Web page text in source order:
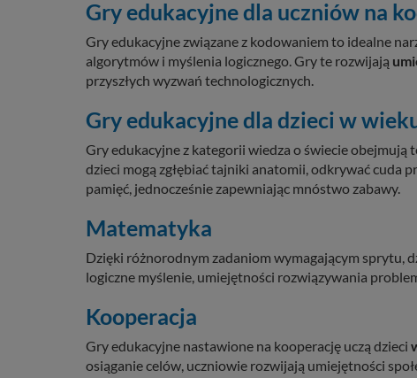
Gry edukacyjne dla uczniów na
Gry edukacyjne związane z kodowaniem to idealne
algorytmów i myślenia logicznego. Gry te rozwijają
przyszłych wyzwań technologicznych.
Gry edukacyjne dla dzieci w
Gry edukacyjne z kategorii wiedza o świecie obejmują
dzieci mogą zgłębiać tajniki anatomii, odkrywać cuda
pamięć, jednocześnie zapewniając mnóstwo zabawy.
Matematyka
Dzięki różnorodnym zadaniom wymagającym sprytu,
logiczne myślenie, umiejętności rozwiązywania
Kooperacja
Gry edukacyjne nastawione na kooperację uczą dzieci
osiąganie celów, uczniowie rozwijają umiejętności